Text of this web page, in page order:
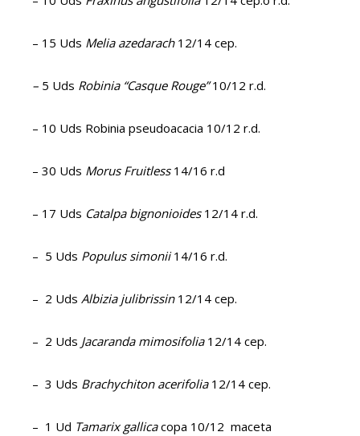
– 15 Uds Melia azedarach12/14 cep.
– 5 Uds Robinia “Casque Rouge”10/12 r.d.
– 10 Uds Robinia pseudoacacia 10/12 r.d.
– 30 Uds Morus Fruitless14/16 r.d
– 17 Uds Catalpa bignonioides 12/14 r.d.
– 5 Uds Populus simonii14/16 r.d.
– 2 Uds Albizia julibrissin12/14 cep.
– 2 Uds Jacaranda mimosifolia12/14 cep.
– 3 Uds Brachychiton acerifolia12/14 cep.
– 1 Ud Tamarix gallicacopa 10/12 maceta